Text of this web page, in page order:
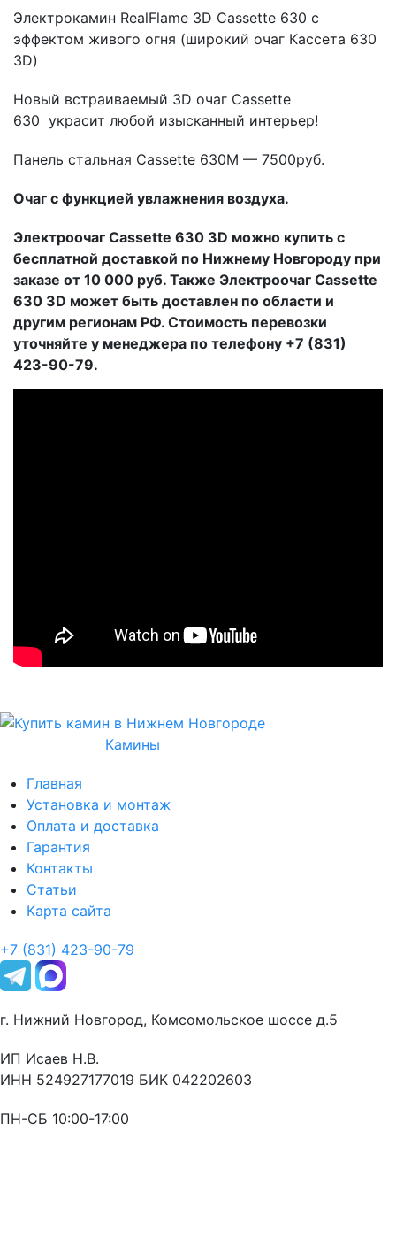
Электрокамин RealFlame 3D Cassette 630 с
эффектом живого огня (широкий очаг Кассета 630
3D)
Новый встраиваемый 3D очаг Cassette
630 украсит любой изысканный интерьер!
Панель стальная Cassette 630M — 7500руб.
Очаг с функцией увлажнения воздуха.
Электроочаг Cassette 630 3D можно купить с
бесплатной доставкой по Нижнему Новгороду при
заказе от 10 000 руб. Также Электроочаг Cassette
630 3D может быть доставлен по области и
другим регионам РФ. Стоимость перевозки
уточняйте у менеджера по телефону +7 (831)
423-90-79.
Камины
Главная
Установка и монтаж
Оплата и доставка
Гарантия
Контакты
Статьи
Карта сайта
+7 (831) 423-90-79
г. Нижний Новгород, Комсомольское шоссе д.5
ИП Исаев Н.В.
ИНН 524927177019 БИК 042202603
ПН-СБ 10:00-17:00